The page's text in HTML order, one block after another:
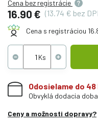
Cena bez registrácie
16.90 € (13.74 € bez
Cena s registráciou
Odosielame do 48
Obvyklá dodacia doba
Ceny a možnosti dopravy?